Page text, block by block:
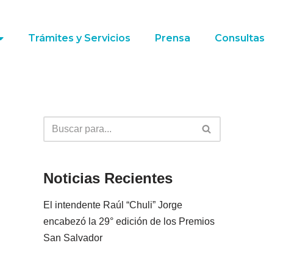
Trámites y Servicios Prensa Consultas
Noticias Recientes
El intendente Raúl “Chuli” Jorge
encabezó la 29° edición de los Premios
San Salvador